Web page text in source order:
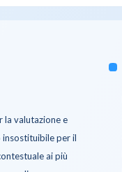
la valutazione e
insostituibile per il
ai più